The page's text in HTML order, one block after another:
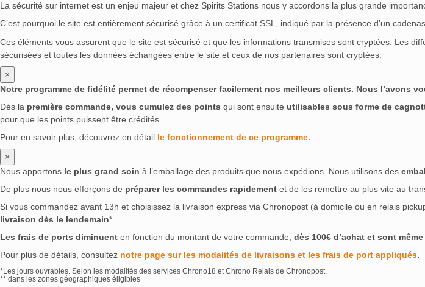
La sécurité sur internet est un enjeu majeur et chez Spirits Stations nous y accordons la plus grande
C’est pourquoi le site est entièrement sécurisé grâce à un certificat SSL, indiqué par la présence d’un
Ces éléments vous assurent que le site est sécurisé et que les informations transmises sont cryptées. Les
sécurisées et toutes les données échangées entre le site et ceux de nos partenaires sont cryptées.
×
Notre programme de fidélité permet de récompenser facilement nos meilleurs clients. Nous l’avons
Dès la première commande, vous cumulez des points qui sont ensuite utilisables sous forme de
pour que les points puissent être crédités.
Pour en savoir plus, découvrez en détail le fonctionnement de ce programme.
×
Nous apportons le plus grand soin à l’emballage des produits que nous expédions. Nous utilisons des
De plus nous nous efforçons de préparer les commandes rapidement et de les remettre au plus vite au
Si vous commandez avant 13h et choisissez la livraison express via Chronopost (à domicile ou en relais
livraison dès le lendemain*.
Les frais de ports diminuent en fonction du montant de votre commande, dès 100€ d’achat et sont
Pour plus de détails, consultez notre page sur les modalités de livraisons et les frais de port appliqués.
*Les jours ouvrables. Selon les modalités des services Chrono18 et Chrono Relais de Chronopost.
** dans les zones géographiques éligibles